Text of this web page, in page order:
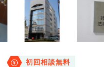
初回相談無料